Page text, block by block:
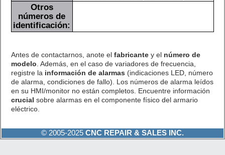
Otros
números de
identificación:
Antes de contactarnos, anote el fabricantey el número de
modelo . Además, en el caso de variadores de frecuencia,
registre la información de alarmas (indicaciones LED, número
de alarma, condiciones de fallo). Los números de alarma leídos
en su HMI/monitor no están completos. Encuentre información
crucial sobre alarmas en el componente físico del armario
eléctrico.
© 2005-2025 CNC REPAIR & SALES INC.